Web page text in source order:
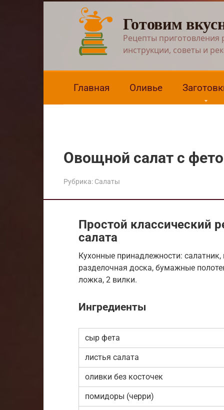
Готовим
Рецепты
инструкции, советы и
Главная Оливье
Овощной салат с
Рубрика: Салаты
Простой классический
салата
Кухонные принадлежности:
разделочная доска, бумажные
ложка, 2 вилки.
Ингредиенты
сыр фета
листья салата
оливки без косточек
помидоры (черри)